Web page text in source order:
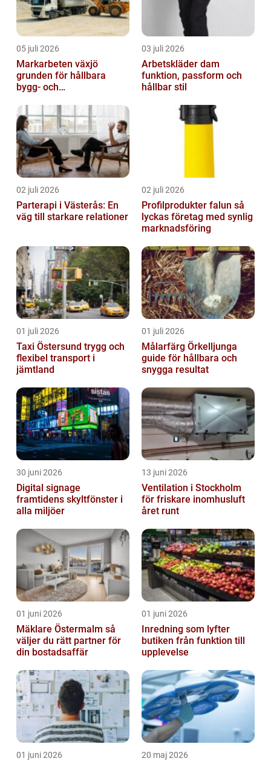
05 juli 2026
Markarbeten växjö
grunden för hållbara
bygg- och
03 juli 2026
Arbetskläder dam
funktion, passform och
hållbar stil
02 juli 2026
Parterapi i Västerås: En
väg till starkare relationer
02 juli 2026
Profilprodukter falun så
lyckas företag med synlig
marknadsföring
01 juli 2026
Taxi Östersund trygg och
flexibel transport i
jämtland
01 juli 2026
Målarfärg Örkelljunga
guide för hållbara och
snygga resultat
30 juni 2026
Digital signage
framtidens skyltfönster i
alla miljöer
13 juni 2026
Ventilation i Stockholm
för friskare inomhusluft
året runt
01 juni 2026
Mäklare Östermalm så
väljer du rätt partner för
din bostadsaffär
01 juni 2026
Inredning som lyfter
butiken från funktion till
upplevelse
01 juni 2026 20 maj 2026